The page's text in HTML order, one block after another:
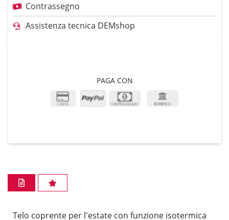
Contrassegno
Assistenza tecnica DEMshop
PAGA CON
Telo coprente per l'estate con funzione isotermica